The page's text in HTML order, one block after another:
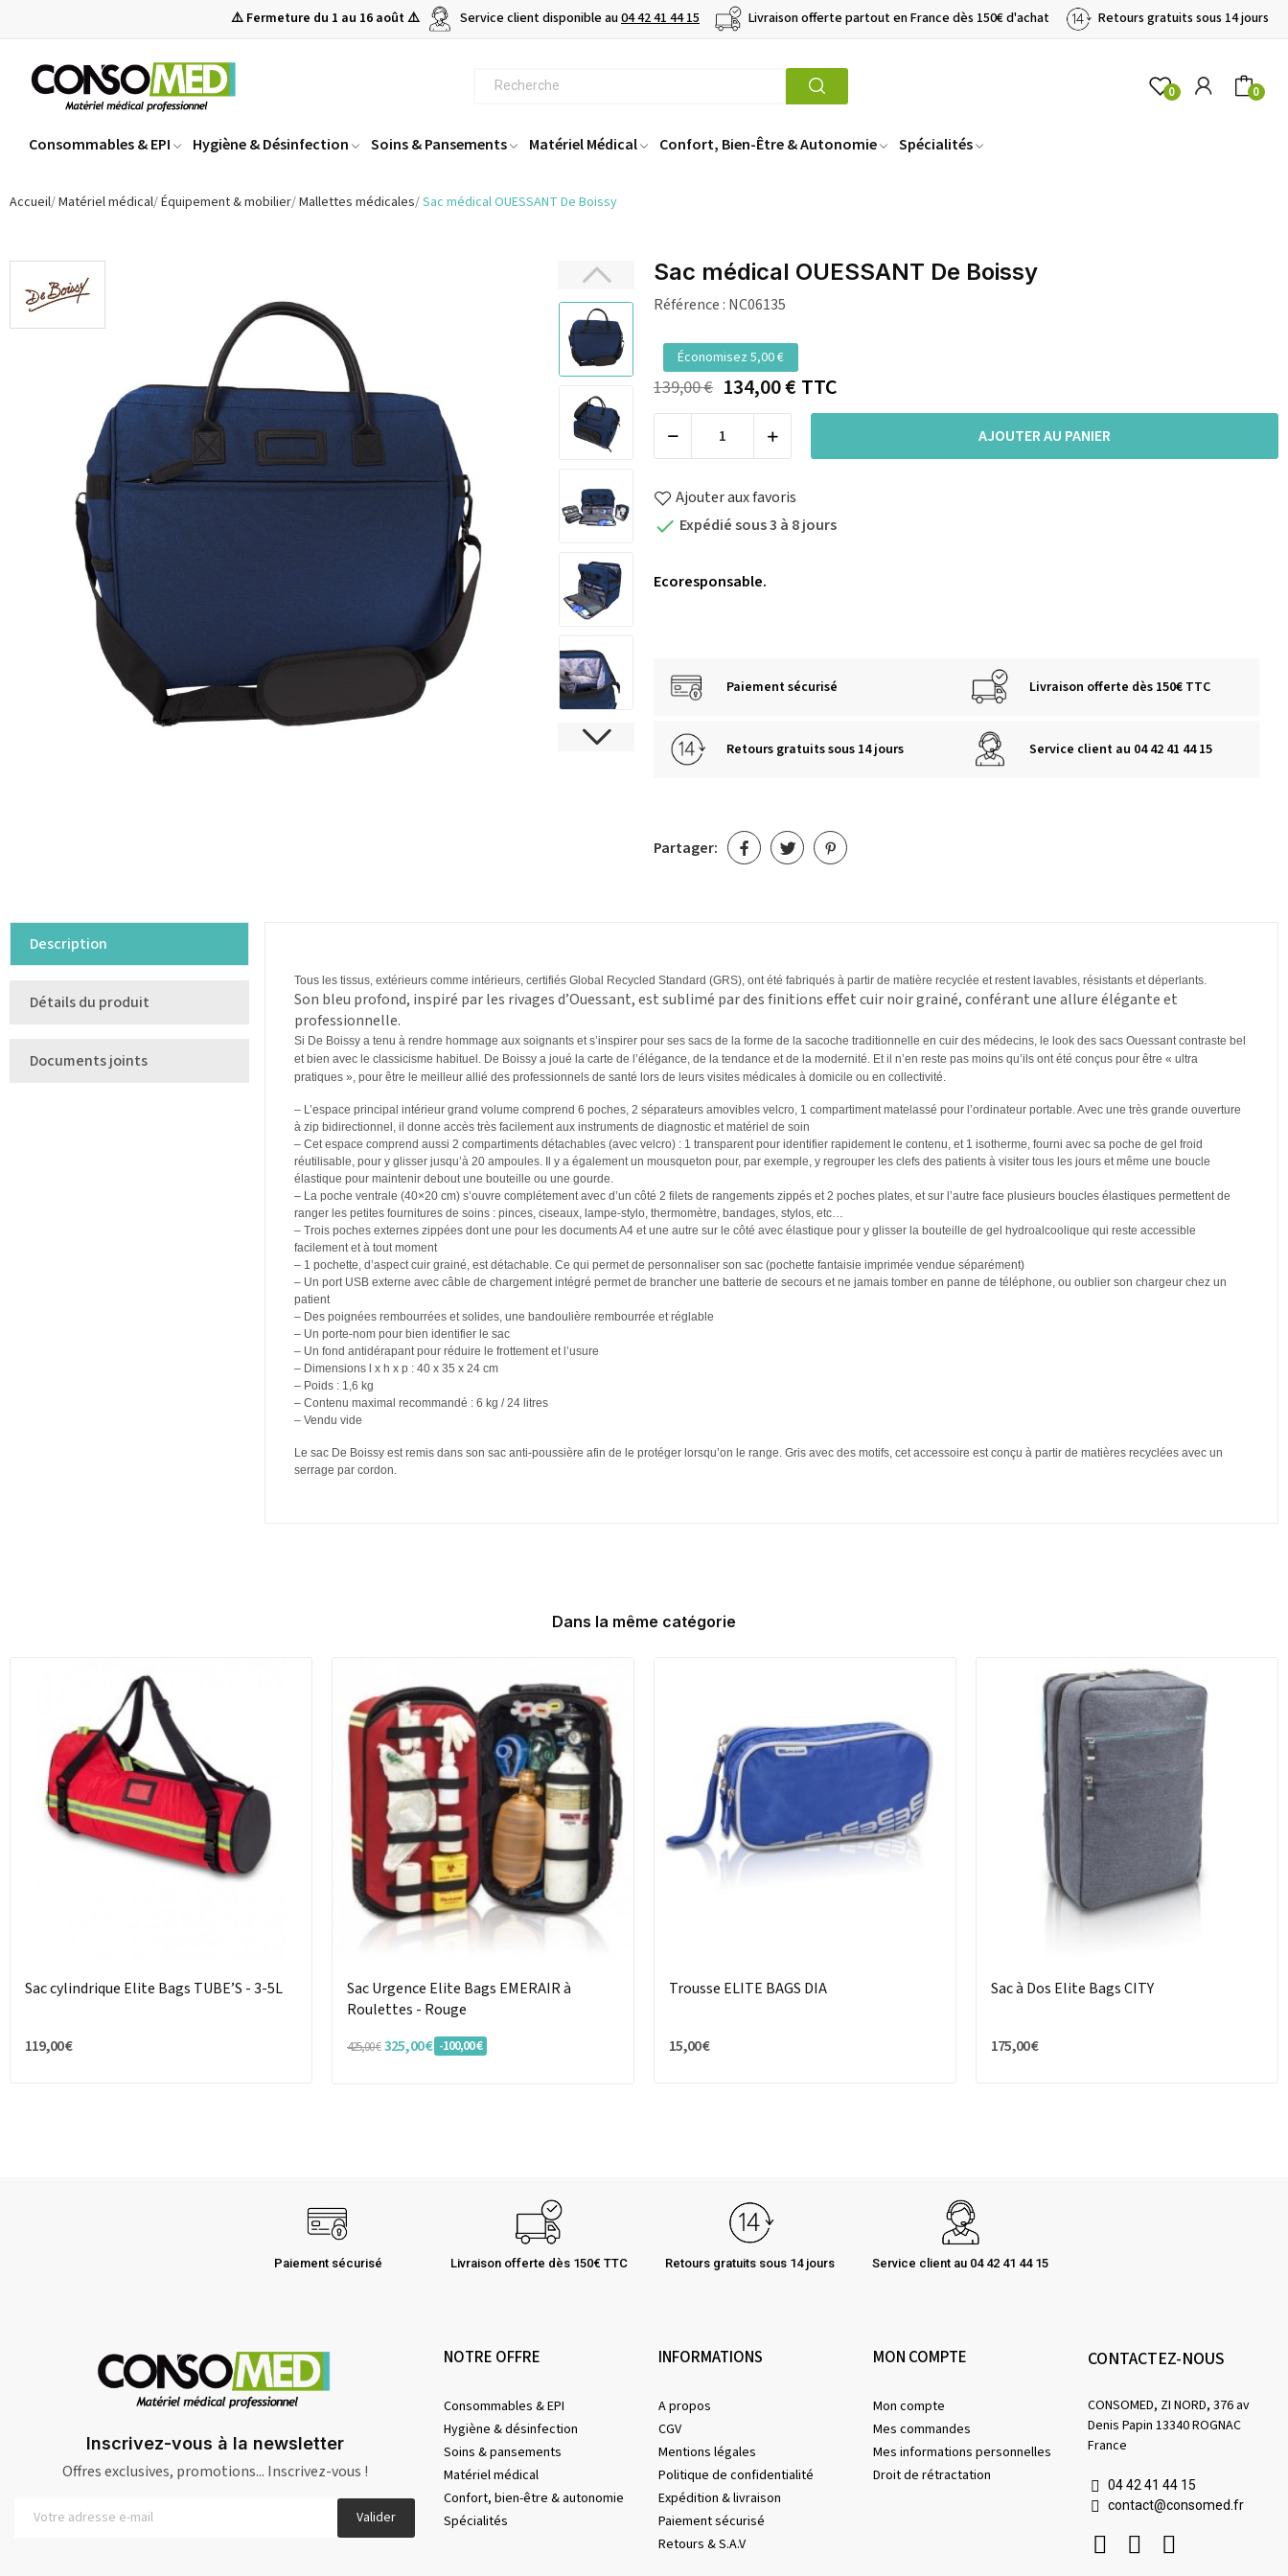
⚠️ Fermeture du 1 au 16 août ⚠️ Service client disponible au04 42 41 44 15 Livraison offerte partout en France dès 150€ d'achat Retours gratuits sous 14 jours
0 0
Consommables & EPI Hygiène & Désinfection Soins & Pansements Matériel Médical Confort, Bien-Être & Autonomie Spécialités
Accueil Matériel médical Équipement & mobilier Mallettes médicales Sac médical OUESSANT De Boissy
Sac médical OUESSANT De Boissy
Référence : NC06135
Économisez 5,00 €
139,00 € 134,00 €TTC
AJOUTER AU PANIER
Ajouter aux favoris
 Expédié sous 3 à 8 jours
Ecoresponsable.
Paiement sécurisé Livraison offerte dès 150€ TTC
Retours gratuits sous 14 jours Service client au 04 42 41 44 15
Partager:
Description
Détails du produit
Documents joints
Tous les tissus, extérieurs comme intérieurs, certifiés Global Recycled Standard (GRS), ont été fabriqués à partir de matière recyclée et restent lavables, résistants et déperlants.
Son bleu profond, inspiré par les rivages d’Ouessant, est sublimé par des finitions effetcuir noirgrainé, conférant une allure élégante et
professionnelle.
Si De Boissy a tenu à rendre hommage aux soignants et s’inspirer pour ses sacs de la forme de la sacoche traditionnelle en cuir des médecins, le look des sacs Ouessant contraste bel
et bien avec le classicisme habituel. De Boissy a joué la carte de l’élégance, de la tendance et de la modernité. Et il n’en reste pas moins qu’ils ont été conçus pour être « ultra
pratiques », pour être le meilleur allié des professionnels de santé lors de leurs visites médicales à domicile ou en collectivité.
– L’espace principal intérieur grand volume comprend 6 poches, 2 séparateurs amovibles velcro, 1 compartiment matelassé pour l’ordinateur portable. Avec une très grande ouverture
à zip bidirectionnel, il donne accès très facilement aux instruments de diagnostic et matériel de soin
– Cet espace comprend aussi 2 compartiments détachables (avec velcro) : 1 transparent pour identifier rapidement le contenu, et 1 isotherme, fourni avec sa poche de gel froid
réutilisable, pour y glisser jusqu’à 20 ampoules. Il y a également un mousqueton pour, par exemple, y regrouper les clefs des patients à visiter tous les jours et même une boucle
élastique pour maintenir debout une bouteille ou une gourde.
– La poche ventrale (40×20 cm) s’ouvre complétement avec d’un côté 2 filets de rangements zippés et 2 poches plates, et sur l’autre face plusieurs boucles élastiques permettent de
ranger les petites fournitures de soins : pinces, ciseaux, lampe-stylo, thermomètre, bandages, stylos, etc…
– Trois poches externes zippées dont une pour les documents A4 et une autre sur le côté avec élastique pour y glisser la bouteille de gel hydroalcoolique qui reste accessible
facilement et à tout moment
– 1 pochette, d’aspect cuir grainé, est détachable. Ce qui permet de personnaliser son sac (pochette fantaisie imprimée vendue séparément)
– Un port USB externe avec câble de chargement intégré permet de brancher une batterie de secours et ne jamais tomber en panne de téléphone, ou oublier son chargeur chez un
patient
– Des poignées rembourrées et solides, une bandoulière rembourrée et réglable
– Un porte-nom pour bien identifier le sac
– Un fond antidérapant pour réduire le frottement et l’usure
– Dimensions l x h x p : 40 x 35 x 24 cm
– Poids : 1,6 kg
– Contenu maximal recommandé : 6 kg / 24 litres
– Vendu vide
Le sac De Boissy est remis dans son sac anti-poussière afin de le protéger lorsqu’on le range. Gris avec des motifs, cet accessoire est conçu à partir de matières recyclées avec un
serrage par cordon.
Dans la même catégorie
Sac cylindrique Elite Bags TUBE’S - 3-5L
119,00 €
Sac Urgence Elite Bags EMERAIR à
Roulettes - Rouge
425,00 € 325,00 € -100,00 €
Trousse ELITE BAGS DIA
15,00 €
Sac à Dos Elite Bags CITY
175,00 €
Paiement sécurisé Livraison offerte dès 150€ TTC Retours gratuits sous 14 jours Service client au 04 42 41 44 15
Inscrivez-vous à la newsletter
Offres exclusives, promotions... Inscrivez-vous !
Valider
NOTRE OFFRE
Consommables & EPI
Hygiène & désinfection
Soins & pansements
Matériel médical
Confort, bien-être & autonomie
Spécialités
INFORMATIONS
A propos
CGV
Mentions légales
Politique de confidentialité
Expédition & livraison
Paiement sécurisé
Retours & S.A.V
MON COMPTE
Mon compte
Mes commandes
Mes informations personnelles
Droit de rétractation
CONTACTEZ-NOUS
CONSOMED, ZI NORD, 376 av
Denis Papin 13340 ROGNAC
France
04 42 41 44 15
contact@consomed.fr